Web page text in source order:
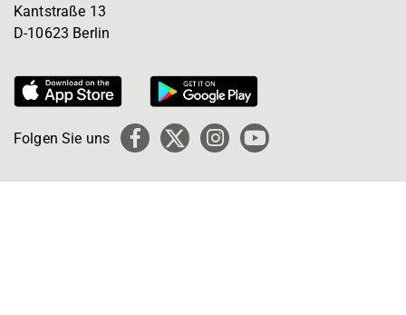
Kantstraße 13
D-10623 Berlin
Folgen Sie uns Facebook
X
Instagram